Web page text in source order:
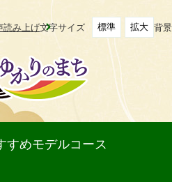
読み上げ文字サイズ 標準 拡大 背
すめモデルコース